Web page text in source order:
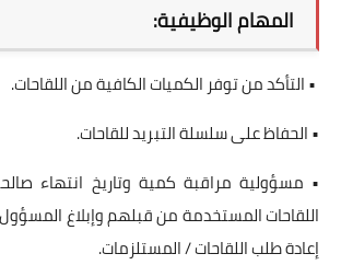
المهام الوظيفية:
• التأكد من توفر الكميات الكافية من اللقاحات.
• الحفاظ على سلسلة التبريد للقاحات.
• مسؤولية مراقبة كمية وتاريخ انتهاء
اللقاحات المستخدمة من قبلهم وإبلاغ
إعادة طلب اللقاحات / المستلزمات.